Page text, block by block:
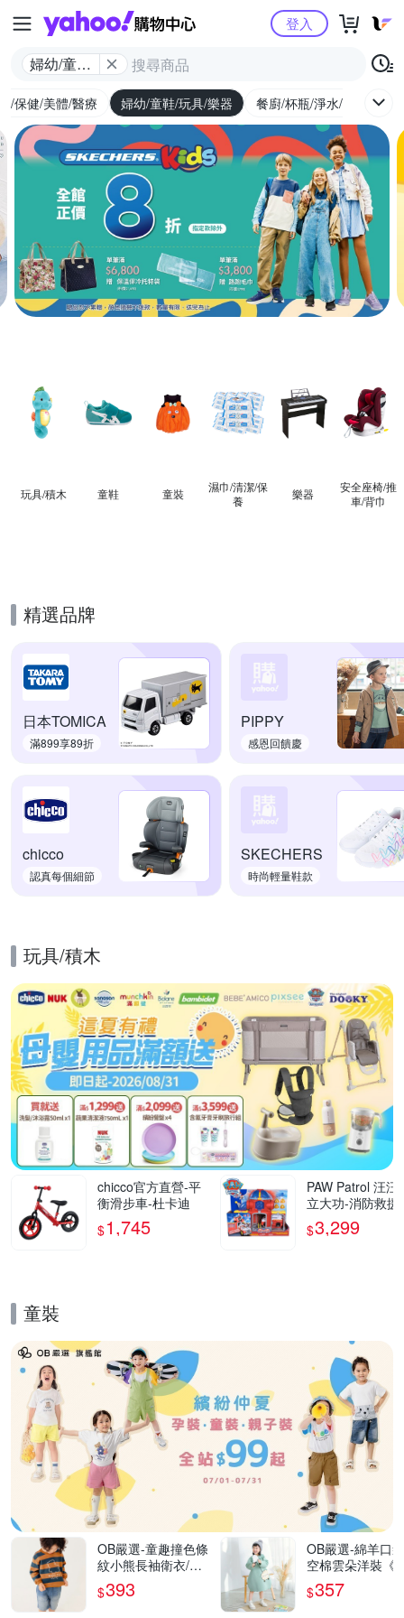
Yahoo購物中心
婦幼/童鞋/
登入
/保健/美體/醫療 婦幼/童鞋/玩具/樂器 餐廚/杯瓶/淨水/寵物
玩具/積木 童鞋 童裝
濕巾/清潔/保
養
樂器
安全座椅/推
車/背巾
精選品牌
日本TOMICA
滿899享89折
PIPPY
感恩回饋慶
chicco
認真每個細節
SKECHERS
時尚輕量鞋款
玩具/積木
chicco官方直營-平
衡滑步車-杜卡迪
$1,745
PAW Patrol 汪汪
立大功-消防救援
消防總部場景遊
_SUNUP
$3,299
童裝
OB嚴選-童趣撞色條
紋小熊長袖衛衣/上
衣《QA1555》
$393
OB嚴選-綿羊口
空棉雲朵洋裝《
147》
$357